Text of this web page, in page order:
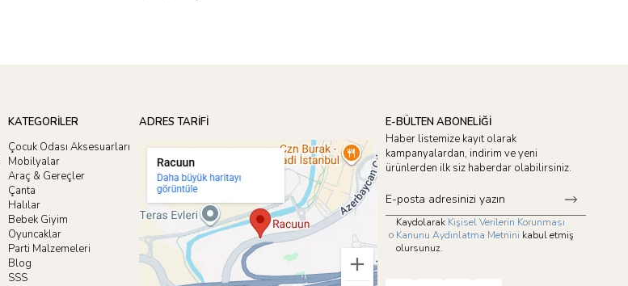
KATEGORİLER
Çocuk Odası Aksesuarları
Mobilyalar
Araç & Gereçler
Çanta
Halılar
Bebek Giyim
Oyuncaklar
Parti Malzemeleri
Blog
SSS
ADRES TARİFİ
E-BÜLTEN ABONELİĞİ
Haber listemize kayıt olarak
kampanyalardan, indirim ve yeni
ürünlerden ilk siz haberdar olabilirsiniz.
Kaydolarak Kişisel Verilerin Korunması
Kanunu Aydınlatma Metnini kabul etmiş
olursunuz.